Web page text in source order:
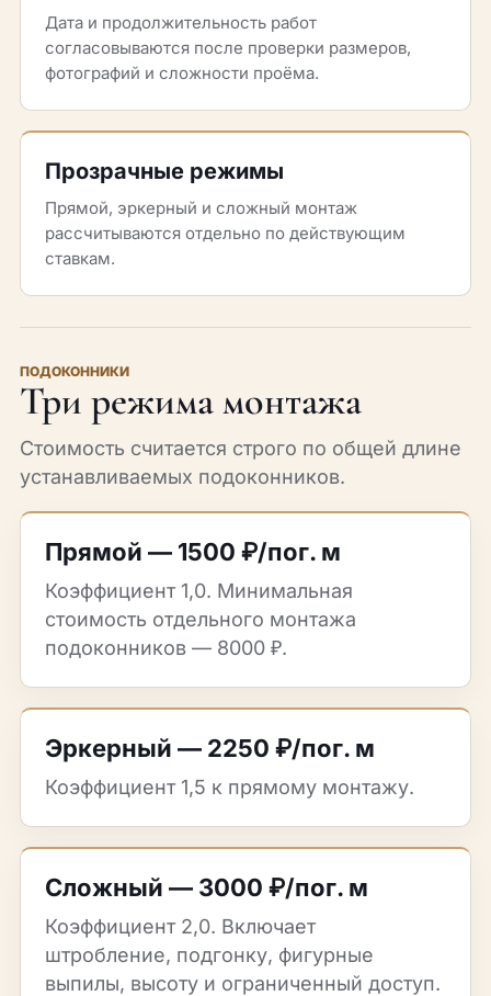
Дата и продолжительность работ
согласовываются после проверки размеров,
фотографий и сложности проёма.
Прозрачные режимы
Прямой, эркерный и сложный монтаж
рассчитываются отдельно по действующим
ставкам.
ПОДОКОННИКИ
Три режима монтажа
Стоимость считается строго по общей длине
устанавливаемых подоконников.
Прямой — 1500 ₽/пог. м
Коэффициент 1,0. Минимальная
стоимость отдельного монтажа
подоконников — 8000 ₽.
Эркерный — 2250 ₽/пог. м
Коэффициент 1,5 к прямому монтажу.
Сложный — 3000 ₽/пог. м
Коэффициент 2,0. Включает
штробление, подгонку, фигурные
выпилы, высоту и ограниченный доступ.